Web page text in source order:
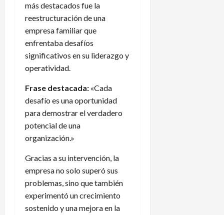
más destacados fue la
reestructuración de una
empresa familiar que
enfrentaba desafíos
significativos en su liderazgo y
operatividad.
Frase destacada: «Cada
desafío es una oportunidad
para demostrar el verdadero
potencial de una
organización.»
Gracias a su intervención, la
empresa no solo superó sus
problemas, sino que también
experimentó un crecimiento
sostenido y una mejora en la